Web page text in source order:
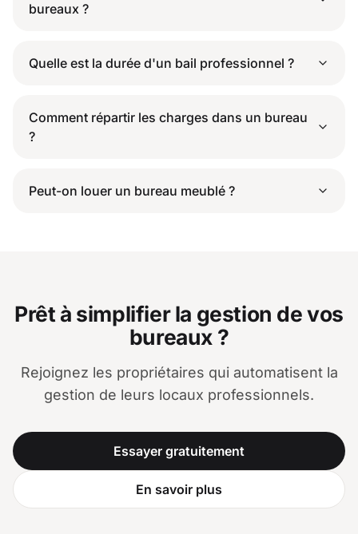
bureaux ?
Quelle est la durée d'un bail professionnel ?
Comment répartir les charges dans un bureau
?
Peut-on louer un bureau meublé ?
Prêt à simplifier la gestion de vos
bureaux ?
Rejoignez les propriétaires qui automatisent la
gestion de leurs locaux professionnels.
Essayer gratuitement
En savoir plus